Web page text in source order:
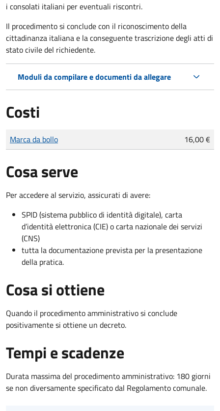
i consolati italiani per eventuali riscontri.
Il procedimento si conclude con il riconoscimento della
cittadinanza italiana e la conseguente trascrizione degli atti di
stato civile del richiedente.
Moduli da compilare e documenti da allegare
Costi
Tipo di pagamento
Importo
Marca da bollo 16,00 €
Cosa serve
Per accedere al servizio, assicurati di avere:
SPID (sistema pubblico di identità digitale), carta
d’identità elettronica (CIE) o carta nazionale dei servizi
(CNS)
tutta la documentazione prevista per la presentazione
della pratica.
Cosa si ottiene
Quando il procedimento amministrativo si conclude
positivamente si ottiene un decreto.
Tempi e scadenze
Durata massima del procedimento amministrativo: 180 giorni
se non diversamente specificato dal Regolamento comunale.